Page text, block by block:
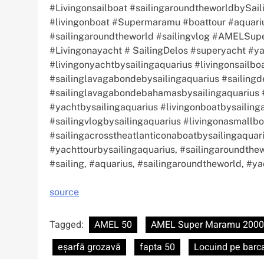
#Livingonsailboat
#livingonboat #Supermaramu #boattour
#sailingaroundtheworld #sailingvlog
#Livingonayacht # SailingDelos #superyacht
#livingonyachtbysailingaquarius
#sailinglavagabondebysailingaquarius
#yachtbysailingaquarius
#sailingvlogbysailingaquarius
#yachttourbysailingaquarius,
#sailing, #aquarius, #sailingaroundtheworld,
source
Tagged: AMEL 50 AMEL Super Maramu 2000
eșarfă grozavă
fapta 50 Locuind pe